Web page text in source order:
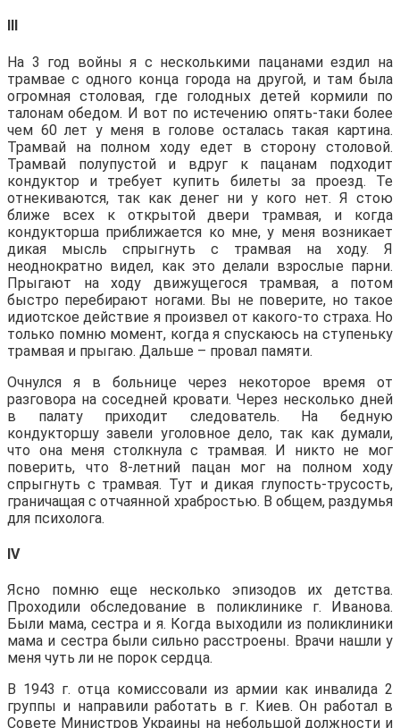
На 3 год войны я с несколькими пацанами ездил на
трамвае с одного конца города на другой, и там была
огромная столовая, где голодных детей кормили по
талонам обедом. И вот по истечению опять-таки более
чем 60 лет у меня в голове осталась такая картина.
Трамвай на полном ходу едет в сторону столовой.
Трамвай полупустой и вдруг к пацанам подходит
кондуктор и требует купить билеты за проезд. Те
отнекиваются, так как денег ни у кого нет. Я стою
ближе всех к открытой двери трамвая, и когда
кондукторша приближается ко мне, у меня возникает
дикая мысль спрыгнуть с трамвая на ходу. Я
неоднократно видел, как это делали взрослые парни.
Прыгают на ходу движущегося трамвая, а потом
быстро перебирают ногами. Вы не поверите, но такое
идиотское действие я произвел от какого-то страха. Но
только помню момент, когда я спускаюсь на ступеньку
трамвая и прыгаю. Дальше – провал памяти.
Очнулся я в больнице через некоторое время от
разговора на соседней кровати. Через несколько дней
в палату приходит следователь. На бедную
кондукторшу завели уголовное дело, так как думали,
что она меня столкнула с трамвая. И никто не мог
поверить, что 8-летний пацан мог на полном ходу
спрыгнуть с трамвая. Тут и дикая глупость-трусость,
граничащая с отчаянной храбростью. В общем, раздумья
для психолога.
IV
Ясно помню еще несколько эпизодов их детства.
Проходили обследование в поликлинике г. Иванова.
Были мама, сестра и я. Когда выходили из поликлиники
мама и сестра были сильно расстроены. Врачи нашли у
меня чуть ли не порок сердца.
В 1943 г. отца комиссовали из армии как инвалида 2
группы и направили работать в г. Киев. Он работал в
Совете Министров Украины на небольшой должности и